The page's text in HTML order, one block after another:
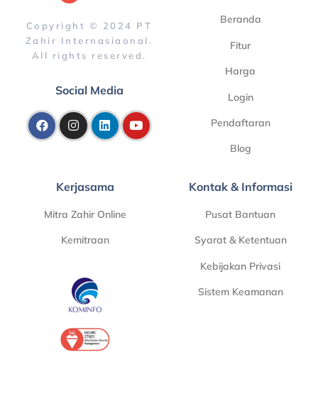
Copyright © 2024 PT
Zahir Internasiaonal.
All rights reserved.
Social Media
Beranda
Fitur
Harga
Login
Pendaftaran
Blog
Kerjasama
Mitra Zahir Online
Kemitraan
Kontak & Informasi
Pusat Bantuan
Syarat & Ketentuan
Kebijakan Privasi
Sistem Keamanan